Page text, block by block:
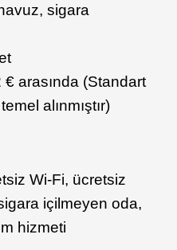
sigara
arasında (Standart
alınmıştır)
Wi-Fi, ücretsiz
içilmeyen oda,
hizmeti